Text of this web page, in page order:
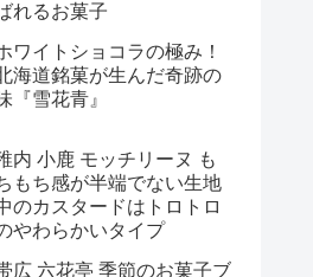
れるお菓子
ワイトショコラの極み！
海道銘菓が生んだ奇跡の
『雪花青』
内 小鹿 モッチリーヌ も
もち感が半端でない生地
のカスタードはトロトロ
やわらかいタイプ
広 六花亭 季節のお菓子ブ